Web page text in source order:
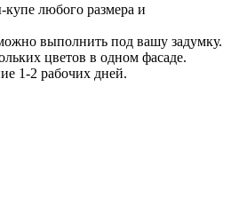
любого размера и
выполнить под вашу задумку.
цветов в одном фасаде.
1-2 рабочих дней.